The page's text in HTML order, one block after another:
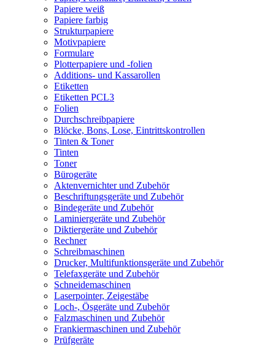
Papiere weiß
Papiere farbig
Strukturpapiere
Motivpapiere
Formulare
Plotterpapiere und -folien
Additions- und Kassarollen
Etiketten
Etiketten PCL3
Folien
Durchschreibpapiere
Blöcke, Bons, Lose, Eintrittskontrollen
Tinten & Toner
Tinten
Toner
Bürogeräte
Aktenvernichter und Zubehör
Beschriftungsgeräte und Zubehör
Bindegeräte und Zubehör
Laminiergeräte und Zubehör
Diktiergeräte und Zubehör
Rechner
Schreibmaschinen
Drucker, Multifunktionsgeräte und Zubehör
Telefaxgeräte und Zubehör
Schneidemaschinen
Laserpointer, Zeigestäbe
Loch-, Ösgeräte und Zubehör
Falzmaschinen und Zubehör
Frankiermaschinen und Zubehör
Prüfgeräte